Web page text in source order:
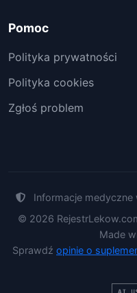
Pomoc
Polityka prywatności
Polityka cookies
Zgłoś problem
Informacje medyczne
© 2026
Made
Sprawdź opinie o